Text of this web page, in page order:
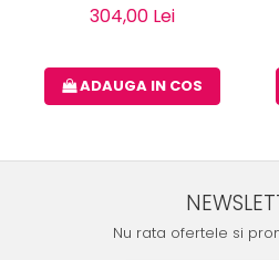
304,00 Lei
ADAUGA IN COS
Nu rata ofertele si